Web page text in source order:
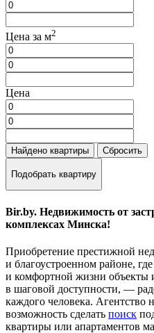
Цена за м2
Цена
Найдено квартиры Сбросить
Подобрать квартиру
Bir.by. Недвижимость от
комплексах Минска!
Приобретение престижной
и благоустроенном районе,
и комфортной жизни объекты
в шаговой доступности, —
каждого человека.
возможность сделать поиск
квартиры или апартаментов